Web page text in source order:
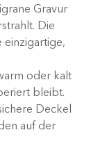
Gravur
Die
einzigartige,
oder kalt
bleibt.
Deckel
auf der